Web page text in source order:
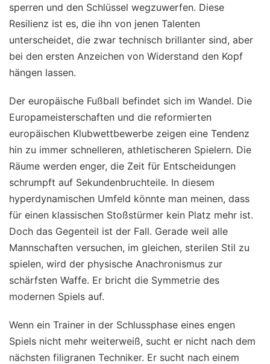
sperren und den Schlüssel wegzuwerfen. Diese
Resilienz ist es, die ihn von jenen Talenten
unterscheidet, die zwar technisch brillanter sind, aber
bei den ersten Anzeichen von Widerstand den Kopf
hängen lassen.
Der europäische Fußball befindet sich im Wandel. Die
Europameisterschaften und die reformierten
europäischen Klubwettbewerbe zeigen eine Tendenz
hin zu immer schnelleren, athletischeren Spielern. Die
Räume werden enger, die Zeit für Entscheidungen
schrumpft auf Sekundenbruchteile. In diesem
hyperdynamischen Umfeld könnte man meinen, dass
für einen klassischen Stoßstürmer kein Platz mehr ist.
Doch das Gegenteil ist der Fall. Gerade weil alle
Mannschaften versuchen, im gleichen, sterilen Stil zu
spielen, wird der physische Anachronismus zur
schärfsten Waffe. Er bricht die Symmetrie des
modernen Spiels auf.
Wenn ein Trainer in der Schlussphase eines engen
Spiels nicht mehr weiterweiß, sucht er nicht nach dem
nächsten filigranen Techniker. Er sucht nach einem